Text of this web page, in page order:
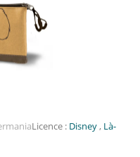
Licence : Disney, Là-